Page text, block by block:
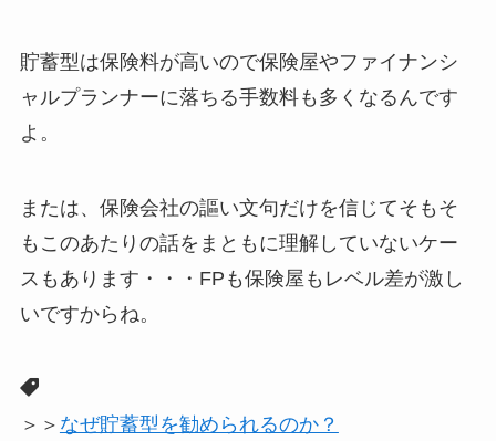
貯蓄型は保険料が高いので保険屋やファイナンシ
ャルプランナーに落ちる手数料も多くなるんです
よ。
または、保険会社の謳い文句だけを信じてそもそ
もこのあたりの話をまともに理解していないケー
スもあります・・・FPも保険屋もレベル差が激し
いですからね。
＞＞ なぜ貯蓄型を勧められるのか？